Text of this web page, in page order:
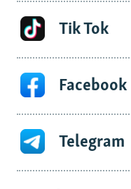
Tik Tok
Facebook
Telegram